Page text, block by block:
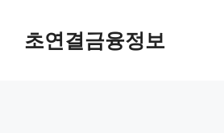
초연결금융정보